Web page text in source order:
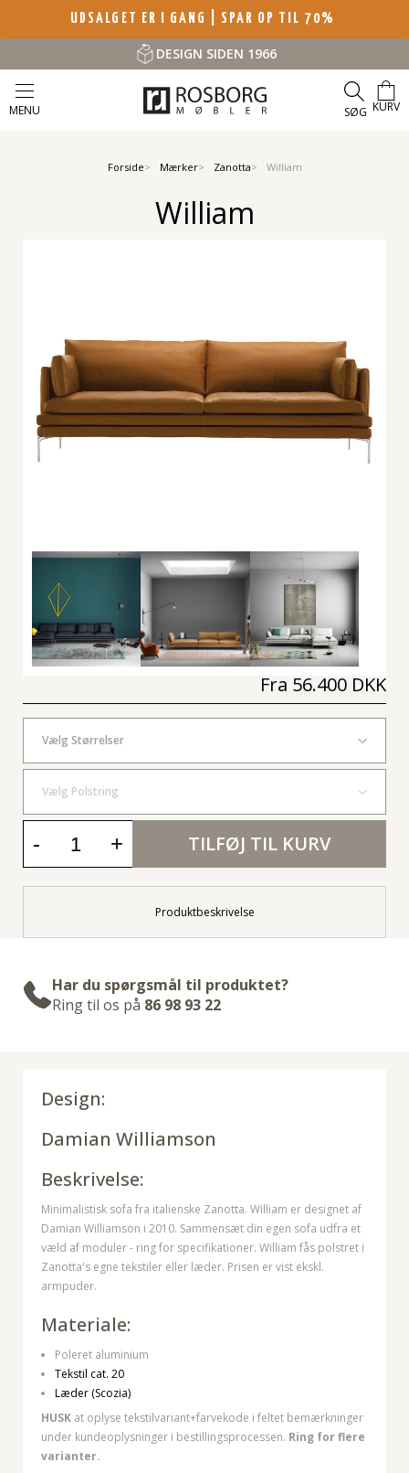
UDSALGET ER I GANG | SPAR OP TIL 70%
DESIGN SIDEN 1966
MENU SØG KURV
Forside Mærker Zanotta William
William
Fra 56.400 DKK
Vælg Størrelser
Vælg Polstring
- + TILFØJ TIL KURV
Produktbeskrivelse
Har du spørgsmål til produktet?
Ring til os på 86 98 93 22
Design:
Damian Williamson
Beskrivelse:
Minimalistisk sofa fra italienske Zanotta. William er designet af
Damian Williamson i 2010. Sammensæt din egen sofa udfra et
væld af moduler - ring for specifikationer. William fås polstret i
Zanotta's egne tekstiler eller læder. Prisen er vist ekskl.
armpuder.
Materiale:
Poleret aluminium
Tekstil cat. 20
Læder (Scozia)
HUSK at oplyse tekstilvariant+farvekode i feltet bemærkninger
under kundeoplysninger i bestillingsprocessen. Ring for flere
varianter.